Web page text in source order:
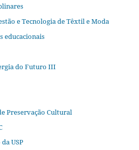
e Tecnologia de Têxtil e Moda
educacionais
do Futuro III
Preservação Cultural
USP